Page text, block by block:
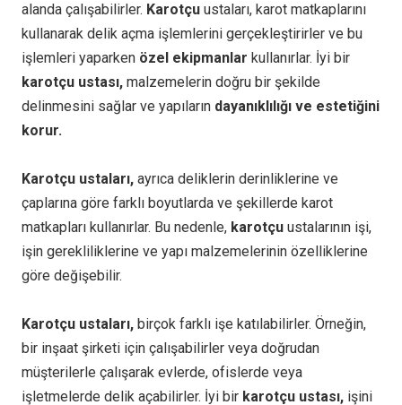
alanda çalışabilirler. Karotçu ustaları, karot matkaplarını
kullanarak delik açma işlemlerini gerçekleştirirler ve bu
işlemleri yaparken özel ekipmanlar kullanırlar. İyi bir
karotçu ustası, malzemelerin doğru bir şekilde
delinmesini sağlar ve yapıların dayanıklılığı ve estetiğini
korur.
Karotçu ustaları, ayrıca deliklerin derinliklerine ve
çaplarına göre farklı boyutlarda ve şekillerde karot
matkapları kullanırlar. Bu nedenle, karotçu ustalarının işi,
işin gerekliliklerine ve yapı malzemelerinin özelliklerine
göre değişebilir.
Karotçu ustaları, birçok farklı işe katılabilirler. Örneğin,
bir inşaat şirketi için çalışabilirler veya doğrudan
müşterilerle çalışarak evlerde, ofislerde veya
işletmelerde delik açabilirler. İyi bir karotçu ustası, işini